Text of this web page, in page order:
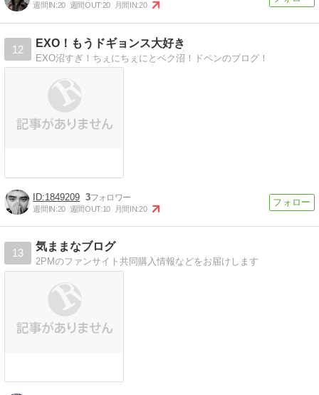
週間IN:20 週間OUT:20 月間IN:20
12
EXO！もうドギョンス大好き
EXO沼すぎ！ちぇにちぇにとベク沼！ドペンのブログ！
1849209 3
週間IN:20 週間OUT:10 月間IN:20
13
気ままなブログ
2PMのファンサイト共同購入情報などをお届けします